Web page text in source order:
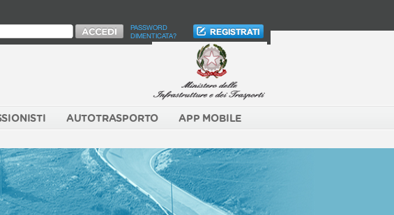
PASSWORD
DIMENTICATA?
AUTOTRASPORTO APP MOBILE